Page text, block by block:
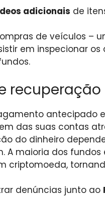
adicionais de
de veículos –
em inspecionar
antecipado
das suas contas
do dinheiro
A maioria dos
criptomoeda,
denúncias junto ao